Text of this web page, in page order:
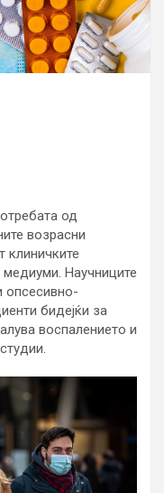
од
возрасни
клиничките
медиуми. Научниците
опсесивно-
бидејќи за
воспалението и